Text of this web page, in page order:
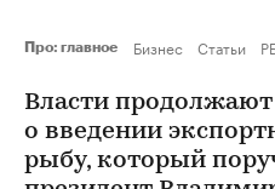
Про: главное Бизнес Статьи
Власти
о введении
рыбу, который